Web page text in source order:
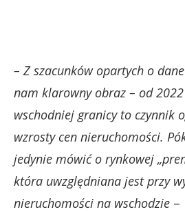
– Z szacunków opartych o
nam klarowny obraz – od
wschodniej granicy to czynnik
wzrosty cen nieruchomości.
jedynie mówić o rynkowej
która uwzględniana jest przy
nieruchomości na wschodzie –